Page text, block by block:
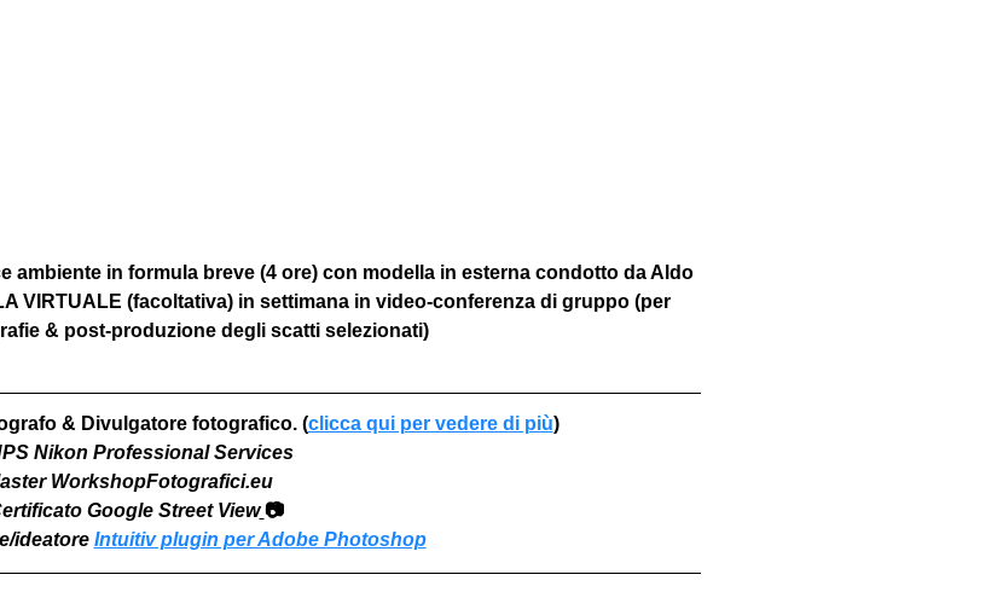
ambiente in formula breve (4 ore) con modella in esterna condotto da Aldo
VIRTUALE (facoltativa) in settimana in video-conferenza di gruppo (per
& post-produzione degli scatti selezionati)
& Divulgatore fotografico. (clicca qui per vedere di più)
Nikon Professional Services
WorkshopFotografici.eu
Google Street View 📷
ideatore Intuitiv plugin per Adobe Photoshop